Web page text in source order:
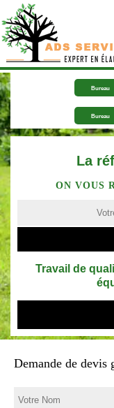
Bureau
Bureau
La
ON VOUS
Travail de
Demande de devis